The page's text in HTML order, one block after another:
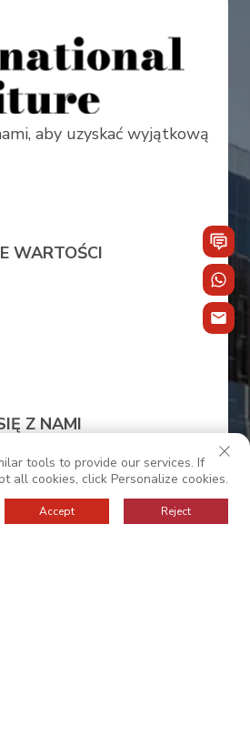
aby uzyskać wyjątkową
WARTOŚCI
Z NAMI
tools to provide our services. If
all cookies, click Personalize cookies.
Accept Reject